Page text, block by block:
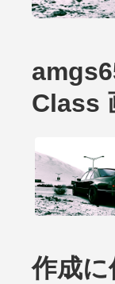
Class
作成